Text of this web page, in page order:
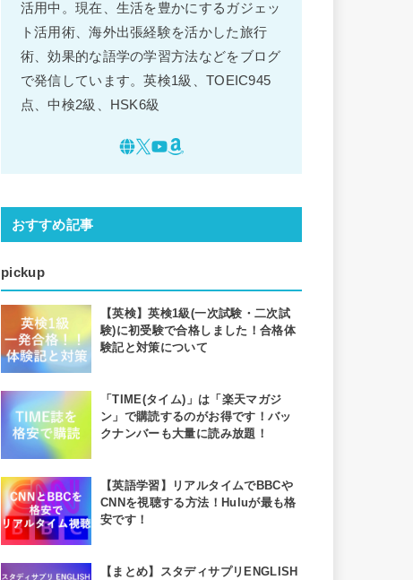
活用中。現在、生活を豊かにするガジェッ
ト活用術、海外出張経験を活かした旅行
術、効果的な語学の学習方法などをブログ
で発信しています。英検1級、TOEIC945
点、中検2級、HSK6級
おすすめ記事
pickup
【英検】英検1級(一次試験・二次試
験)に初受験で合格しました！合格体
験記と対策について
「TIME(タイム)」は「楽天マガジ
ン」で購読するのがお得です！バッ
クナンバーも大量に読み放題！
【英語学習】リアルタイムでBBCや
CNNを視聴する方法！Huluが最も格
安です！
【まとめ】スタディサプリENGLISH